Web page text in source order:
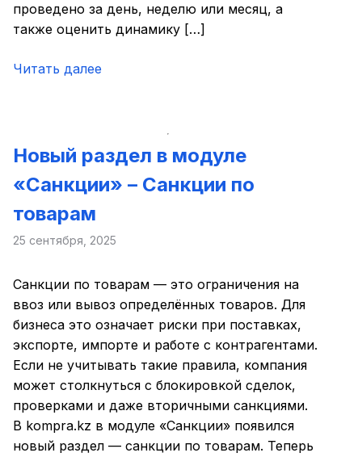
проведено за день, неделю или месяц, а
также оценить динамику […]
Читать далее
Новый раздел в модуле
«Санкции» – Санкции по
товарам
25 сентября, 2025
Санкции по товарам — это ограничения на
ввоз или вывоз определённых товаров. Для
бизнеса это означает риски при поставках,
экспорте, импорте и работе с контрагентами.
Если не учитывать такие правила, компания
может столкнуться с блокировкой сделок,
проверками и даже вторичными санкциями.
В kompra.kz в модуле «Санкции» появился
новый раздел — санкции по товарам. Теперь